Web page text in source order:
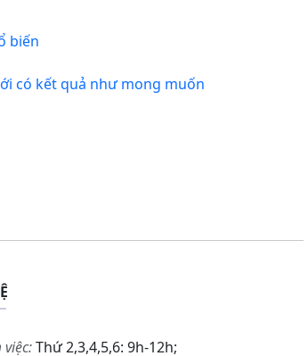
biến
có kết quả như mong muốn
việc:Thứ 2,3,4,5,6: 9h-12h;